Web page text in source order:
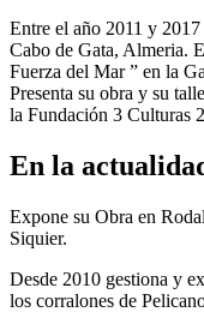
Entre el año 2011 y
Cabo de Gata, Almeria.
Fuerza del Mar ” en la
Presenta su obra y su
la Fundación 3 Culturas
En la
Expone su Obra en
Siquier.
Desde 2010 gestiona y
los corralones de